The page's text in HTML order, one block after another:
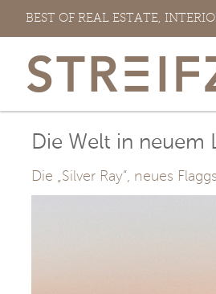
Zum
springen
BEST OF REAL ESTATE,
Die Welt in neuem
Die „Silver Ray“, neues